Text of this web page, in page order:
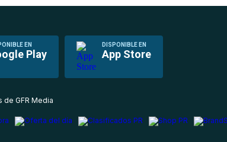
EN
Play
DISPONIBLE EN
App Store
de GFR Media